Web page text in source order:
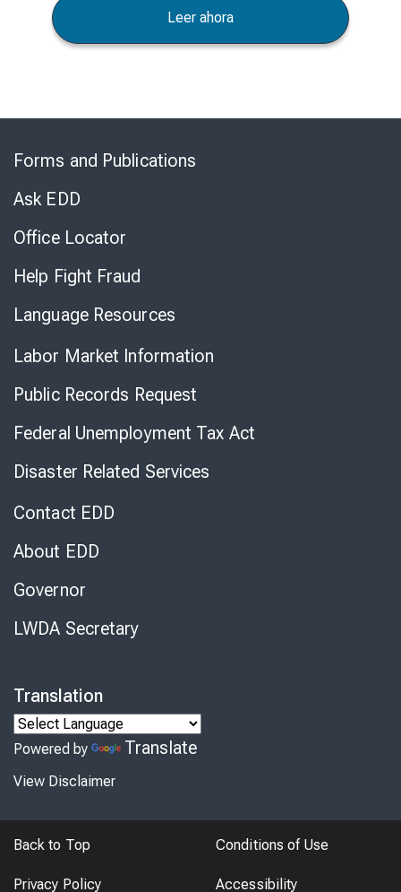
Leer ahora
Forms and Publications
Ask EDD
Office Locator
Help Fight Fraud
Language Resources
Labor Market Information
Public Records Request
Federal Unemployment Tax Act
Disaster Related Services
Contact EDD
About EDD
Governor
LWDA Secretary
Translation
Powered by Translate
View Disclaimer
Back to Top Conditions of Use
Privacy Policy Accessibility